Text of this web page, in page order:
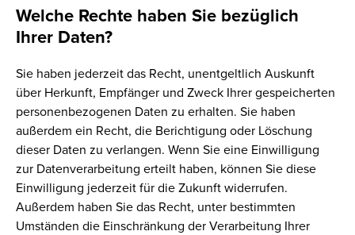
Welche Rechte haben Sie bezüglich
Ihrer Daten?
Sie haben jederzeit das Recht, unentgeltlich Auskunft
über Herkunft, Empfänger und Zweck Ihrer gespeicherten
personenbezogenen Daten zu erhalten. Sie haben
außerdem ein Recht, die Berichtigung oder Löschung
dieser Daten zu verlangen. Wenn Sie eine Einwilligung
zur Datenverarbeitung erteilt haben, können Sie diese
Einwilligung jederzeit für die Zukunft widerrufen.
Außerdem haben Sie das Recht, unter bestimmten
Umständen die Einschränkung der Verarbeitung Ihrer